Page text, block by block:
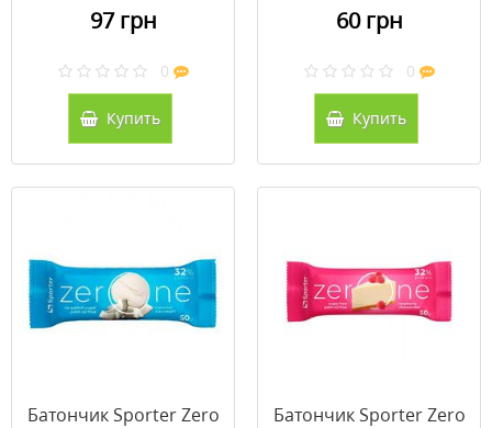
97 грн
0
Купить
60 грн
0
Купить
Батончик Sporter Zero
Батончик Sporter Zero